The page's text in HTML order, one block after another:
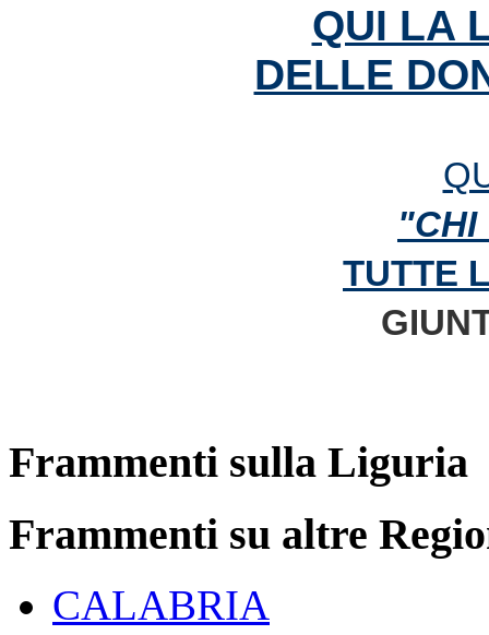
QUI LA
DELLE
"CHI
TUTTE
Frammenti sulla Liguria
Frammenti su altre
CALABRIA